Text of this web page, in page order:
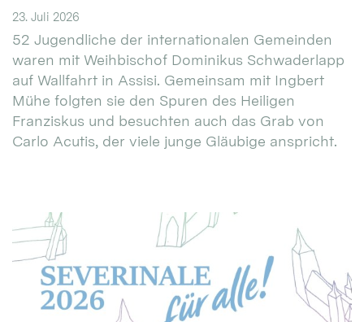
23. Juli 2026
52 Jugendliche der internationalen Gemeinden
waren mit Weihbischof Dominikus Schwaderlapp
auf Wallfahrt in Assisi. Gemeinsam mit Ingbert
Mühe folgten sie den Spuren des Heiligen
Franziskus und besuchten auch das Grab von
Carlo Acutis, der viele junge Gläubige anspricht.